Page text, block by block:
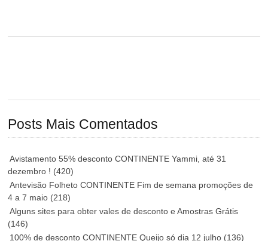
Posts Mais Comentados
Avistamento 55% desconto CONTINENTE Yammi, até 31
dezembro ! (420)
Antevisão Folheto CONTINENTE Fim de semana promoções de
4 a 7 maio (218)
Alguns sites para obter vales de desconto e Amostras Grátis
(146)
100% de desconto CONTINENTE Queijo só dia 12 julho (136)